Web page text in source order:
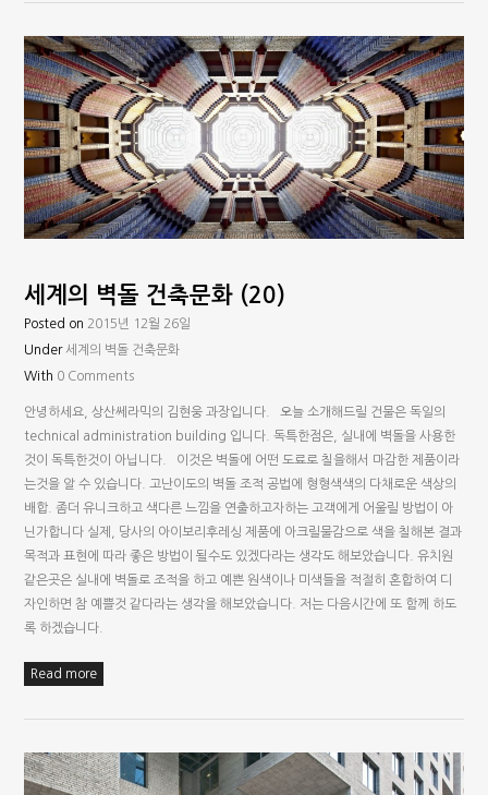
세계의 벽돌 건축문화 (20)
Posted on 2015년 12월 26일
Under 세계의 벽돌 건축문화
With 0 Comments
안녕하세요, 상산쎄라믹의 김현웅 과장입니다. 오늘 소개해드릴 건물은 독일의
technical administration building 입니다. 독특한점은, 실내에 벽돌을 사용한
것이 독특한것이 아닙니다. 이것은 벽돌에 어떤 도료로 칠을해서 마감한 제품이라
는것을 알 수 있습니다. 고난이도의 벽돌 조적 공법에 형형색색의 다채로운 색상의
배합. 좀더 유니크하고 색다른 느낌을 연출하고자하는 고객에게 어울릴 방법이 아
닌가합니다 실제, 당사의 아이보리후레싱 제품에 아크릴물감으로 색을 칠해본 결과
목적과 표현에 따라 좋은 방법이 될수도 있겠다라는 생각도 해보았습니다. 유치원
같은곳은 실내에 벽돌로 조적을 하고 예쁜 원색이나 미색들을 적절히 혼합하여 디
자인하면 참 예쁠것 같다라는 생각을 해보았습니다. 저는 다음시간에 또 함께 하도
록 하겠습니다.
Read more